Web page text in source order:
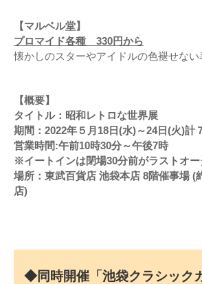
【マルベル堂】
プロマイド各種 330円から
懐かしのスターやアイドルの色褪せない
【概要】
タイトル：昭和レトロな世界展
期間：2022年５月18日(水)～24日(火)計
営業時間:午前10時30分～午後7時
※イートインは閉場30分前がラストオー
場所：東武百貨店 池袋本店 8階催事場 (
店)
◆同時開催「池袋クラシック